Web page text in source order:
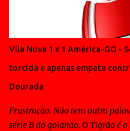
Vila Nova 1 x 1 América-GO -
torcida e apenas empata
Dourada
Frustração. Não tem outra
série B do goianão. O Tigrão é